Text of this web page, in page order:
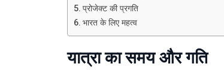
प्रोजेक्ट की प्रगति
भारत के लिए महत्व
यात्रा का समय और गति